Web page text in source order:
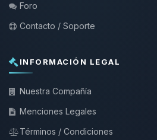
Foro
Contacto / Soporte
INFORMACIÓN LEGAL
Nuestra Compañía
Menciones Legales
Términos / Condiciones